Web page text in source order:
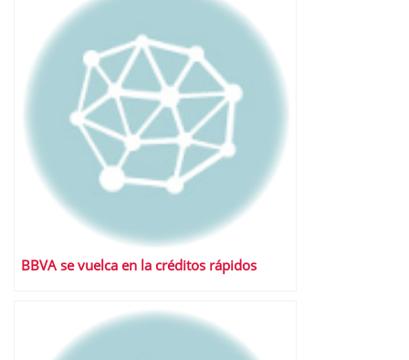
BBVA se vuelca en la créditos rápidos